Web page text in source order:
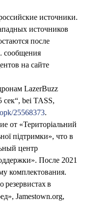
источники.
источников
после
сообщения
на сайте
LazerBuzz
bei TASS,
25568373.
от «Територіальний
підтримки», что в
центр
После 2021
комплектования.
резервистах в
», Jamestown.org,